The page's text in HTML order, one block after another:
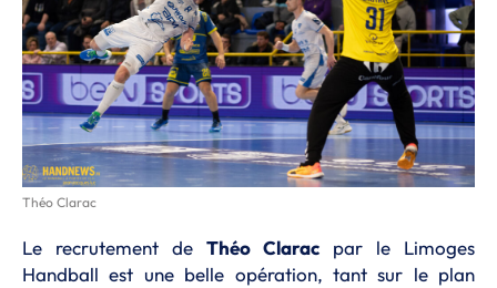
Théo Clarac
Le recrutement de Théo Clarac par le Limoges
Handball est une belle opération, tant sur le plan